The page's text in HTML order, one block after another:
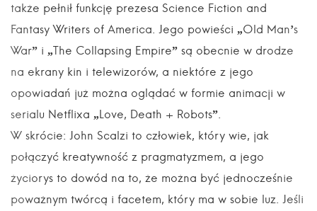
także pełnił funkcję prezesa Science Fiction and
Fantasy Writers of America. Jego powieści „Old Man’s
War” i „The Collapsing Empire” są obecnie w drodze
na ekrany kin i telewizorów, a niektóre z jego
opowiadań już można oglądać w formie animacji w
serialu Netflixa „Love, Death + Robots”.
W skrócie: John Scalzi to człowiek, który wie, jak
połączyć kreatywność z pragmatyzmem, a jego
życiorys to dowód na to, że można być jednocześnie
poważnym twórcą i facetem, który ma w sobie luz. Jeśli